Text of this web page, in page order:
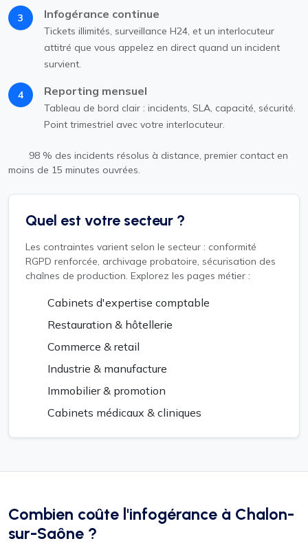
3 Infogérance continue
Tickets illimités, surveillance H24, et un interlocuteur
attitré que vous appelez en direct quand un incident
survient.
4 Reporting mensuel
Tableau de bord clair : incidents, SLA, capacité, sécurité.
Point trimestriel avec votre interlocuteur.
98 % des incidents résolus à distance, premier contact en
moins de 15 minutes ouvrées.
Quel est votre secteur ?
Les contraintes varient selon le secteur : conformité
RGPD renforcée, archivage probatoire, sécurisation des
chaînes de production. Explorez les pages métier :
Cabinets d'expertise comptable
Restauration & hôtellerie
Commerce & retail
Industrie & manufacture
Immobilier & promotion
Cabinets médicaux & cliniques
Combien coûte l'infogérance à Chalon-
sur-Saône ?